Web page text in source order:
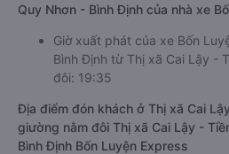
Quy Nhơn - Bình Định của nhà xe
Giờ xuất phát của xe Bốn
Bình Định từ Thị xã Cai Lậy -
đôi: 19:35
Địa điểm đón khách ở Thị xã Cai
giường nằm đôi Thị xã Cai Lậy -
Bình Định Bốn Luyện Express